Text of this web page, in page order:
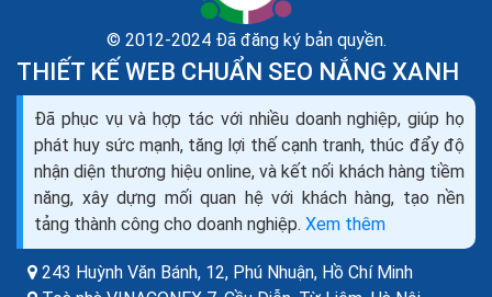
Thiết kế website bán máy đếm tiền seo quảng cáo
marketing ra đơn 100%
Bạn đang cần tìm hiểu về thiết kế web bán máy đếm
tiền như thế nào cho chuyên nghiệp, để mang lại hiệu
quả kinh doanh cao nhất trong thời buổi kinh doanh...
© 2012-2024 Đã đăng ký bản quyền.
THIẾT KẾ WEB CHUẨN SEO NẮNG XANH
Đã phục vụ và hợp tác với nhiều doanh nghiệp, giúp họ
phát huy sức mạnh, tăng lợi thế cạnh tranh, thúc đẩy độ
nhận diện thương hiệu online, và kết nối khách hàng tiềm
năng, xây dựng mối quan hệ với khách hàng, tạo nền
tảng thành công cho doanh nghiệp. Xem thêm
243 Huỳnh Văn Bánh, 12, Phú Nhuận, Hồ Chí Minh